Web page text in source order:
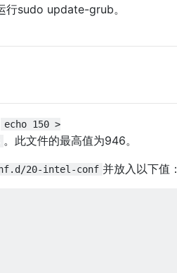
行sudo update-grub。
echo 150 >
。此文件的最高值为946。
20-intel-conf 并放入以下值：